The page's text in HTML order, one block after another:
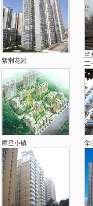
紫荆花园
兰
二
摩登小镇 华